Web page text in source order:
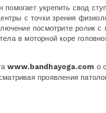
укрепить свод
с точки зрения
посмотрите ролик с
в моторной коре
www.bandhayoga.com о
проявления